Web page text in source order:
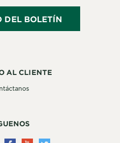
AL CLIENTE
DEL BOLETÍN